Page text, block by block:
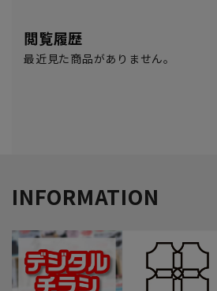
閲覧履歴
最近見た商品がありません。
INFORMATION